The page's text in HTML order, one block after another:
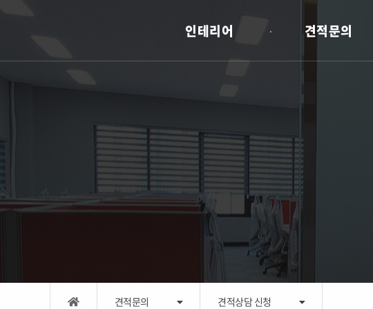
인테리어 견적문의
견적문의 견적상담 신청